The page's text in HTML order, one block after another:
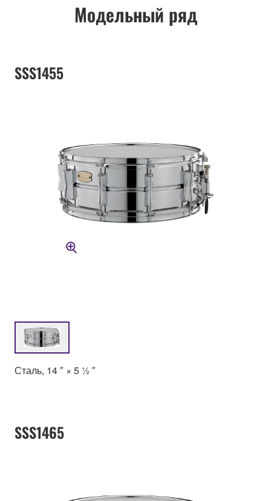
Модельный ряд
SSS1455
Сталь, 14 ″ × 5 ½ ″
SSS1465